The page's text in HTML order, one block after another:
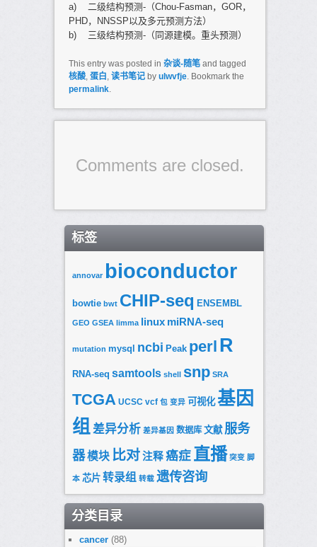
a) 二级结构预测-（Chou-Fasman，GOR，
PHD，NNSSP以及多元预测方法）
b) 三级结构预测-（同源建模。重头预测）
This entry was posted in 杂谈-随笔and tagged
核酸, 蛋白 , 读书笔记by ulwvfje. Bookmark the
permalink.
Comments are closed.
标签
annovar bioconductor
bowtie bwt CHIP-seq ENSEMBL
GEO GSEA limma linux miRNA-seq
mutation mysql ncbi Peak perl R
RNA-seq samtools shell snp SRA
TCGA UCSC vcf 包 变异 可视化 基因
组 差异分析 差异基因 数据库 文献 服务
器模块 比对注释癌症 直播 突变 脚
本 芯片 转录组 转载 遗传咨询
分类目录
cancer(88)